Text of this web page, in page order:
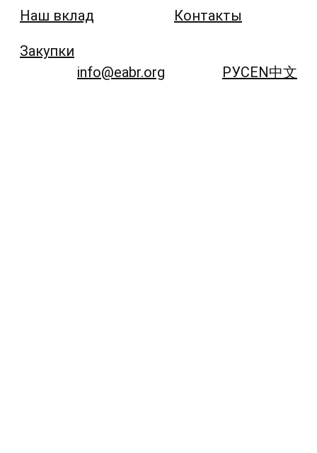
Наш вклад
Закупки
Контакты
info@eabr.org РУСEN中文